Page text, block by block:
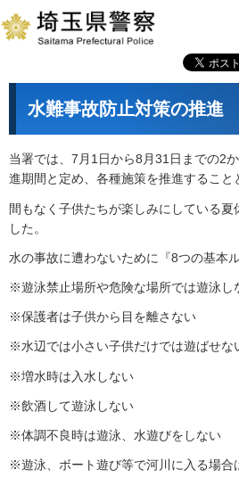
水難事故防止対策の推進
当署では、7月1日から8月31日までの2
進期間と定め、各種施策を推進すること
間もなく子供たちが楽しみにしている夏
した。
水の事故に遭わないために『8つの基本
※遊泳禁止場所や危険な場所では遊泳し
※保護者は子供から目を離さない
※水辺では小さい子供だけでは遊ばせな
※増水時は入水しない
※飲酒して遊泳しない
※体調不良時は遊泳、水遊びをしない
※遊泳、ボート遊び等で河川に入る場合